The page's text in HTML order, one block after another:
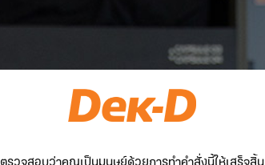
ตรวจสอบว่าคุณเป็นมนุษย์ด้วยการทำคำสั่งนี้ให้เสร็จสิ้น